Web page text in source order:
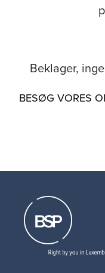
Beklager,
BESØG VORES